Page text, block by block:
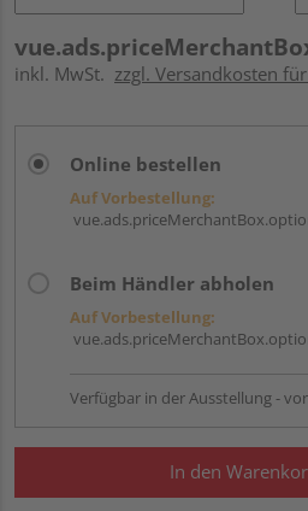
inkl. MwSt. zzgl. Versandkosten
Online bestellen
Auf Vorbestellung:
Beim Händler abholen
Auf Vorbestellung:
Verfügbar in der Ausstellung -
In den